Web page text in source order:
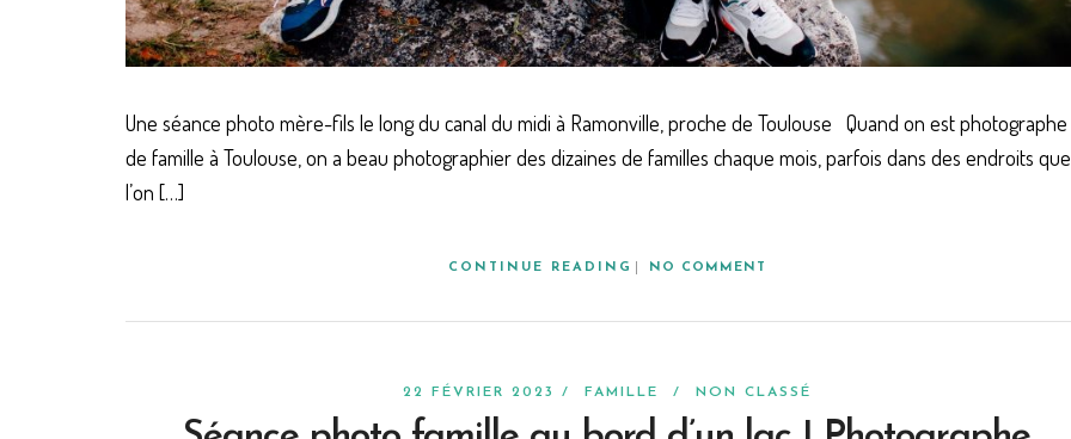
Une séance photo mère-fils le long du canal du midi à Ramonville, proche de Toulouse Quand on est photographe
de famille à Toulouse, on a beau photographier des dizaines de familles chaque mois, parfois dans des endroits que
l’on […]
CONTINUE READING NO COMMENT
22 FÉVRIER 2023 / FAMILLE / NON CLASSÉ